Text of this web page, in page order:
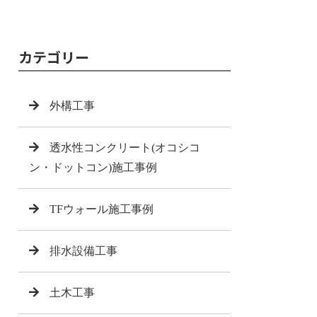
カテゴリー
外構工事
透水性コンクリート(オコシコ
ン・ドットコン)施工事例
TFウォール施工事例
排水設備工事
土木工事